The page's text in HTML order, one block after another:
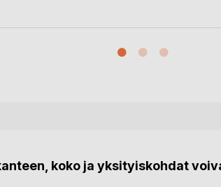
koko ja yksityiskohdat